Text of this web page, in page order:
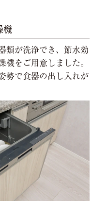
機
類が洗浄でき、節水効
機をご用意しました。
勢で食器の出し入れが